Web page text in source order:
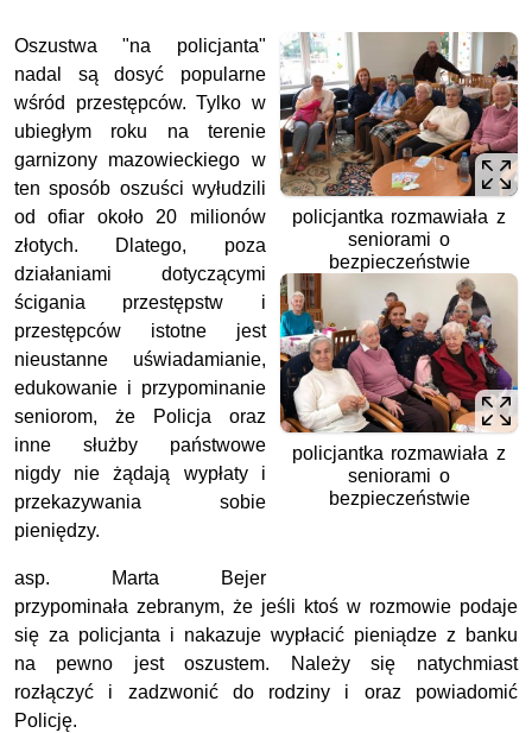
policjantka rozmawiała z
seniorami o
bezpieczeństwie
policjantka rozmawiała z
seniorami o
bezpieczeństwie
Oszustwa "na policjanta"
nadal są dosyć popularne
wśród przestępców. Tylko w
ubiegłym roku na terenie
garnizony mazowieckiego w
ten sposób oszuści wyłudzili
od ofiar około 20 milionów
złotych. Dlatego, poza
działaniami dotyczącymi
ścigania przestępstw i
przestępców istotne jest
nieustanne uświadamianie,
edukowanie i przypominanie
seniorom, że Policja oraz
inne służby państwowe
nigdy nie żądają wypłaty i
przekazywania sobie
pieniędzy.
asp. Marta Bejer
przypominała zebranym, że jeśli ktoś w rozmowie podaje
się za policjanta i nakazuje wypłacić pieniądze z banku
na pewno jest oszustem. Należy się natychmiast
rozłączyć i zadzwonić do rodziny i oraz powiadomić
Policję.